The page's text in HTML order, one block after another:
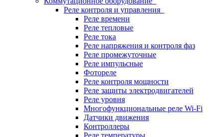
Реле контроля и управления
Реле времени
Реле тепловые
Реле тока
Реле напряжения и контроля фаз
Реле промежуточные
Реле импульсные
Фотореле
Реле контроля мощности
Реле защиты электродвигателей
Реле уровня
Многофункциональные реле Wi-Fi
Датчики движения
Контроллеры
Реле температуры